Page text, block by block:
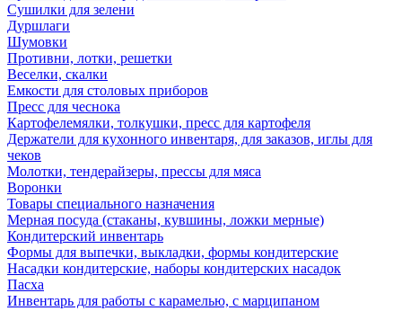
Сушилки для зелени
Дуршлаги
Шумовки
Противни, лотки, решетки
Веселки, скалки
Емкости для столовых приборов
Пресс для чеснока
Картофелемялки, толкушки, пресс для картофеля
Держатели для кухонного инвентаря, для заказов, иглы для
чеков
Молотки, тендерайзеры, прессы для мяса
Воронки
Товары специального назначения
Мерная посуда (стаканы, кувшины, ложки мерные)
Кондитерский инвентарь
Формы для выпечки, выкладки, формы кондитерские
Насадки кондитерские, наборы кондитерских насадок
Пасха
Инвентарь для работы с карамелью, с марципаном